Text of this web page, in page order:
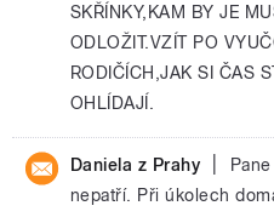
SKŘÍNKY,KAM BY JE
ODLOŽIT.VZÍT PO
RODIČÍCH,JAK SI ČAS
OHLÍDAJÍ.
Daniela z Prahy
nepatří. Při úkolech